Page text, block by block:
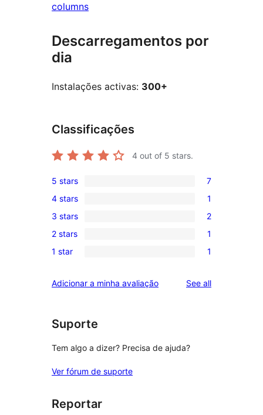
columns
Descarregamentos por
dia
Instalações activas: 300+
Classificações
4 out of 5 stars.
7
5-
star
reviews
5 stars 7
1
4-
star
review
4 stars 1
2
3-
star
3 stars 2
1
2-
review
2 stars 1
1
star
1 star 1
Adicionar a minha avaliação See allreviews
Suporte
Tem algo a dizer? Precisa de ajuda?
Ver fórum de suporte
Reportar